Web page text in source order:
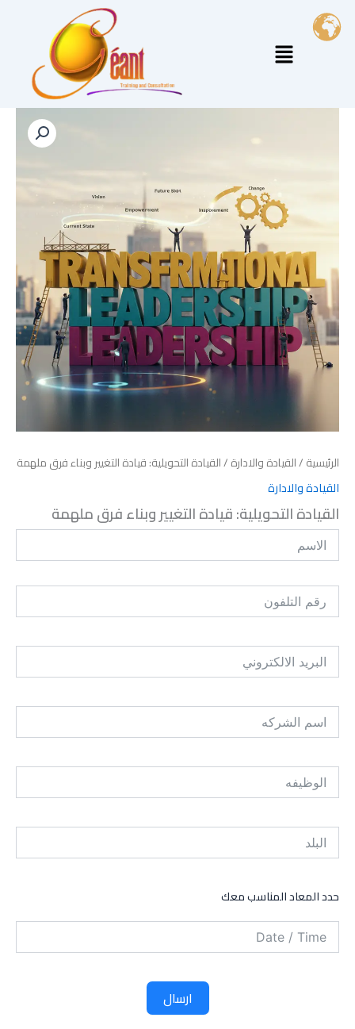
تخطي
المحتوى
القائمة
الرئيسية /القيادة والادارة / القيادة التحويلية: قيادة التغيير وبناء فرق ملهمة
القيادة والادارة
القيادة التحويلية: قيادة التغيير وبناء فرق ملهمة
حدد المعاد المناسب معك
ارسال